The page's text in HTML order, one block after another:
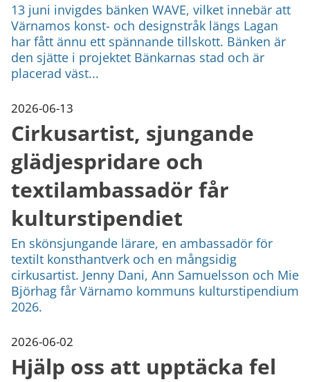
13 juni invigdes bänken WAVE, vilket innebär att
Värnamos konst- och designstråk längs Lagan
har fått ännu ett spännande tillskott. Bänken är
den sjätte i projektet Bänkarnas stad och är
placerad väst...
2026-06-13
Cirkusartist, sjungande
glädjespridare och
textilambassadör får
kulturstipendiet
En skönsjungande lärare, en ambassadör för
textilt konsthantverk och en mångsidig
cirkusartist. Jenny Dani, Ann Samuelsson och Mie
Björhag får Värnamo kommuns kulturstipendium
2026.
2026-06-02
Hjälp oss att upptäcka fel